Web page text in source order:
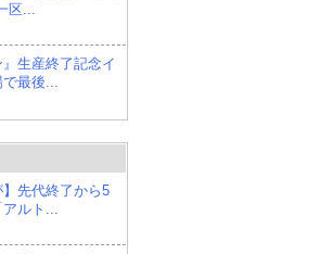
区...
生産終了記念イ
最後...
】先代終了から5
ルト...